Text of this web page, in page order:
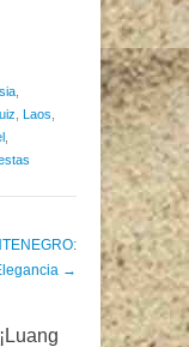
Laos
→